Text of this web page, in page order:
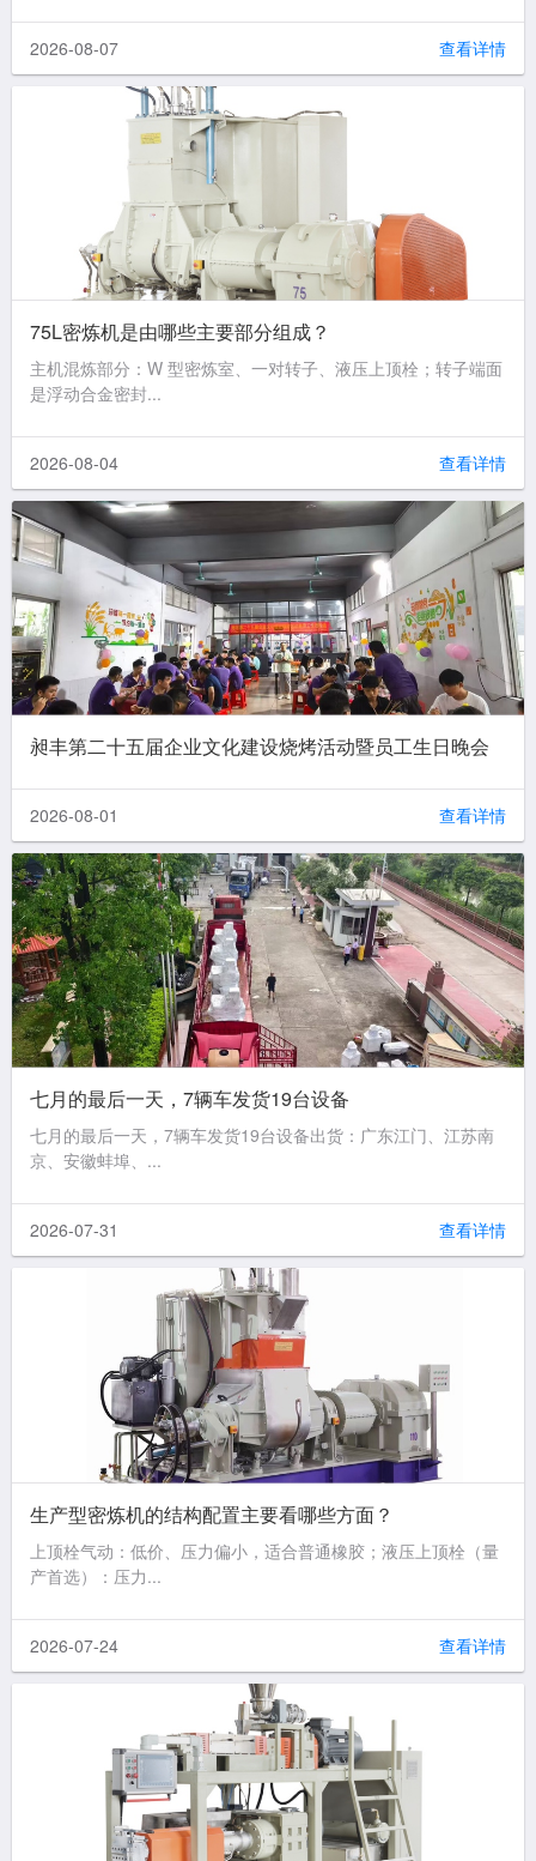
2026-08-07 查看详情
75L密炼机是由哪些主要部分组成？
主机混炼部分：W 型密炼室、一对转子、液压上顶栓；转子端面
是浮动合金密封...
2026-08-04 查看详情
昶丰第二十五届企业文化建设烧烤活动暨员工生日晚会
2026-08-01 查看详情
七月的最后一天，7辆车发货19台设备
七月的最后一天，7辆车发货19台设备出货：广东江门、江苏南
京、安徽蚌埠、...
2026-07-31 查看详情
生产型密炼机的结构配置主要看哪些方面？
上顶栓气动：低价、压力偏小，适合普通橡胶；液压上顶栓（量
产首选）：压力...
2026-07-24 查看详情